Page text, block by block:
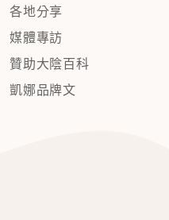
各地分享
媒體專訪
贊助大陰百科
凱娜品牌文